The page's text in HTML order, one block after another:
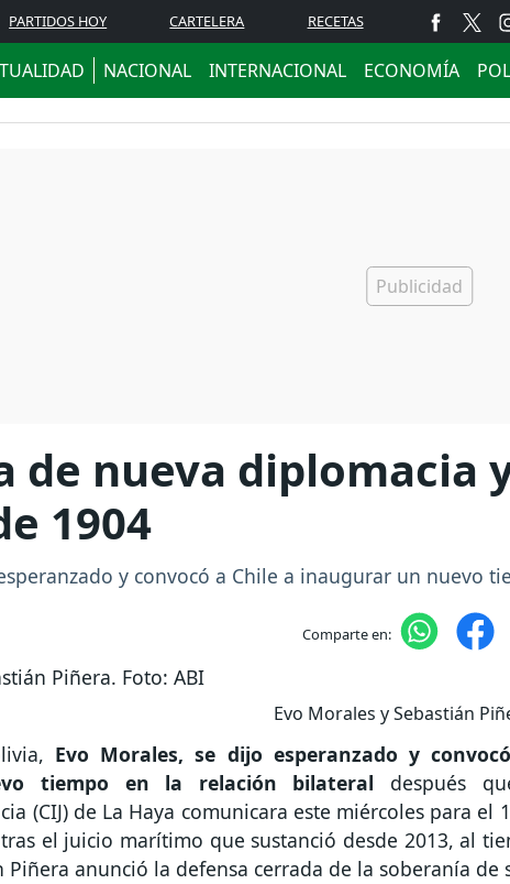
PARTIDOS HOY CARTELERA RECETAS
NACIONAL INTERNACIONAL ECONOMÍA
de nueva diplomacia
1904
y convocó a Chile a inaugurar un nuevo
Comparte en:
Evo Morales y Sebastián
Evo Morales, se dijo esperanzado y
tiempo en la relación bilateral después
(CIJ) de La Haya comunicara este miércoles para el
el juicio marítimo que sustanció desde 2013, al
Piñera anunció la defensa cerrada de la soberanía de